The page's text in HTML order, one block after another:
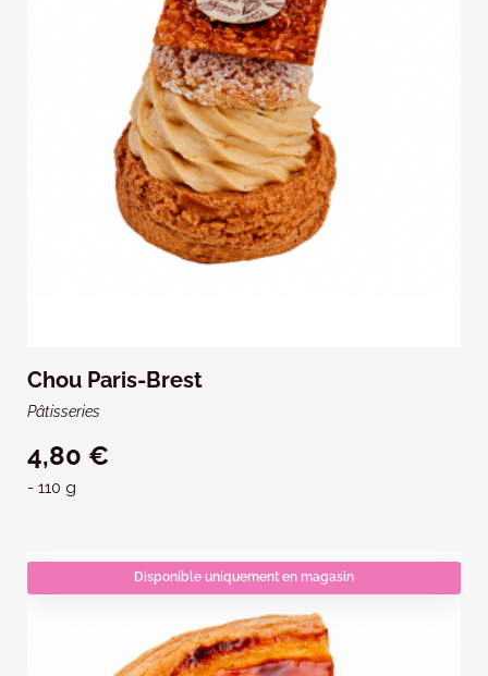
Chou Paris-Brest
Pâtisseries
4,80 €
- 110 g
Disponible uniquement en magasin